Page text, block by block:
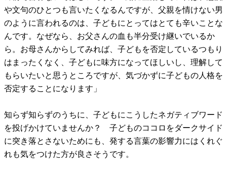
や文句のひとつも言いたくなるんですが、父親を情けない男
のように言われるのは、子どもにとってはとても辛いことな
んです。なぜなら、お父さんの血も半分受け継いでいるか
ら。お母さんからしてみれば、子どもを否定しているつもり
はまったくなく、子どもに味方になってほしいし、理解して
もらいたいと思うところですが、気づかずに子どもの人格を
否定することになります」
知らず知らずのうちに、子どもにこうしたネガティブワード
を投げかけていませんか？ 子どものココロをダークサイド
に突き落とさないためにも、発する言葉の影響力にはくれぐ
れも気をつけた方が良さそうです。